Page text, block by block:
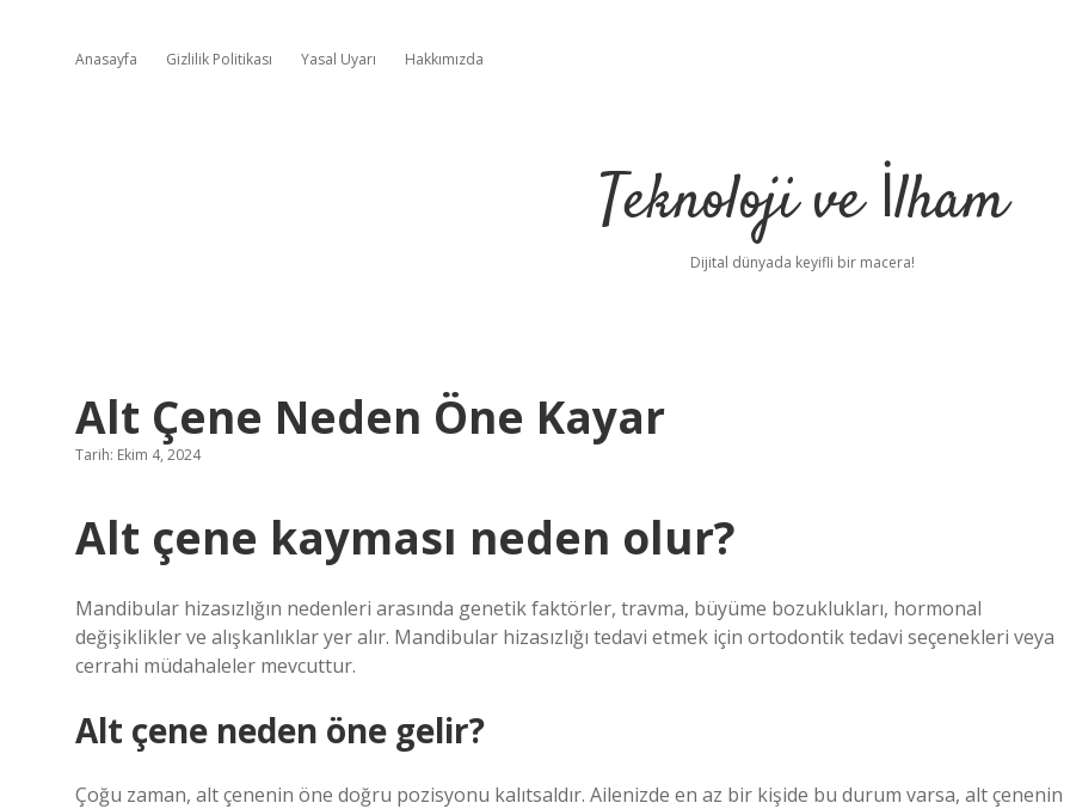
Anasayfa Gizlilik Politikası Yasal Uyarı Hakkımızda
Teknoloji ve İlham
Dijital dünyada keyifli bir macera!
Alt Çene Neden Öne Kayar
Tarih: Ekim 4, 2024
Alt çene kayması neden olur?
Mandibular hizasızlığın nedenleri arasında genetik faktörler, travma, büyüme bozuklukları, hormonal
değişiklikler ve alışkanlıklar yer alır. Mandibular hizasızlığı tedavi etmek için ortodontik tedavi seçenekleri veya
cerrahi müdahaleler mevcuttur.
Alt çene neden öne gelir?
Çoğu zaman, alt çenenin öne doğru pozisyonu kalıtsaldır. Ailenizde en az bir kişide bu durum varsa, alt çenenin